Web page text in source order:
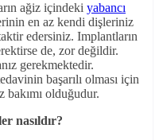
ağiz içindeki yabancı
en az kendi dişleriniz
edersiniz. Implantların
de, zor değildir.
gerekmektedir.
başarılı olması için
olduğudur.
nasıldır?